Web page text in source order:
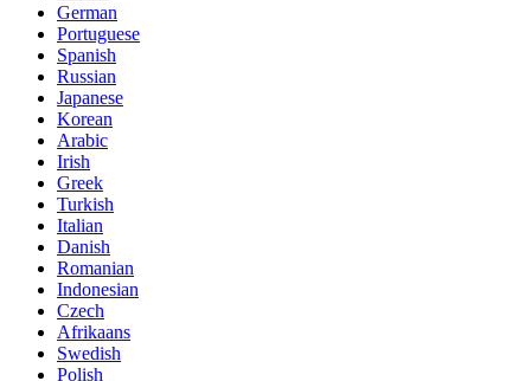
German
Portuguese
Spanish
Russian
Japanese
Korean
Arabic
Irish
Greek
Turkish
Italian
Danish
Romanian
Indonesian
Czech
Afrikaans
Swedish
Polish